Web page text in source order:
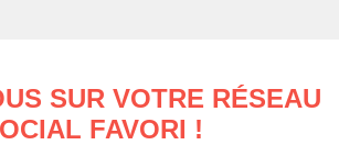
SUR VOTRE RÉSEAU
FAVORI !